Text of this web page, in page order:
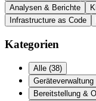
Analysen & Berichte
Infrastructure as Code
Kategorien
Alle (38)
Geräteverwaltung
Bereitstellung &